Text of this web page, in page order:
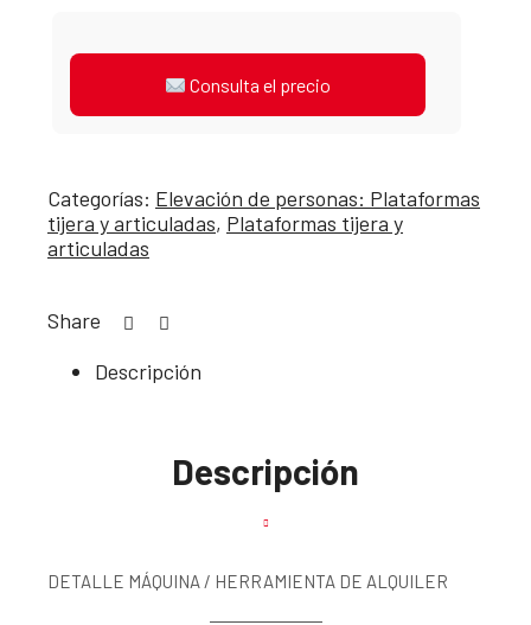
Consulta el precio
Categorías: Elevación de personas: Plataformas
tijera y articuladas, Plataformas tijera y
articuladas
Share
Descripción
Descripción
DETALLE MÁQUINA / HERRAMIENTA DE ALQUILER